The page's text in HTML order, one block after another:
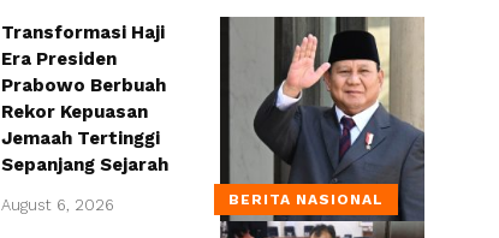
BERITA NASIONAL
Transformasi Haji
Era Presiden
Prabowo Berbuah
Rekor Kepuasan
Jemaah Tertinggi
Sepanjang Sejarah
August 6, 2026